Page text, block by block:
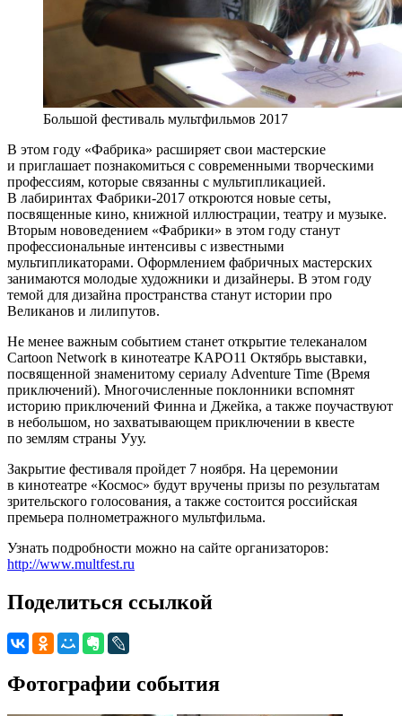
Большой фестиваль мультфильмов 2017
В этом году «Фабрика» расширяет свои мастерские
и приглашает познакомиться с современными творческими
профессиям, которые связанны с мультипликацией.
В лабиринтах Фабрики-2017 откроются новые сеты,
посвященные кино, книжной иллюстрации, театру и музыке.
Вторым нововедением «Фабрики» в этом году станут
профессиональные интенсивы с известными
мультипликаторами. Оформлением фабричных мастерских
занимаются молодые художники и дизайнеры. В этом году
темой для дизайна пространства станут истории про
Великанов и лилипутов.
Не менее важным событием станет открытие телеканалом
Cartoon Network в кинотеатре КАРО11 Октябрь выставки,
посвященной знаменитому сериалу Adventure Time (Время
приключений). Многочисленные поклонники вспомнят
историю приключений Финна и Джейка, а также поучаствуют
в небольшом, но захватывающем приключении в квесте
по землям страны Ууу.
Закрытие фестиваля пройдет 7 ноября. На церемонии
в кинотеатре «Космос» будут вручены призы по результатам
зрительского голосования, а также состоится российская
премьера полнометражного мультфильма.
Узнать подробности можно на сайте организаторов:
http://www.multfest.ru
Поделиться ссылкой
Фотографии события